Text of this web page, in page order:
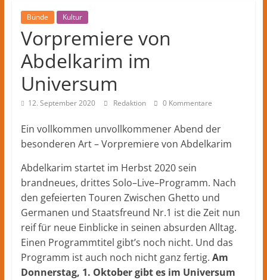
und
Kultur
aus
Herford
und
dem
Kreis
lokale
Nachrichten
und
mehr
aus
Herford
im
Kreis
Herford
Bünde Kultur
Vorpremiere von
Abdelkarim im
Universum
12. September 2020 Redaktion 0 Kommentare
Ein vollkommen unvollkommener Abend der
besonderen Art – Vorpremiere von Abdelkarim
Abdelkarim startet im Herbst 2020 sein
brandneues, drittes Solo–Live–Programm. Nach
den gefeierten Touren Zwischen Ghetto und
Germanen und Staatsfreund Nr.1 ist die Zeit nun
reif für neue Einblicke in seinen absurden Alltag.
Einen Programmtitel gibt’s noch nicht. Und das
Programm ist auch noch nicht ganz fertig. Am
Donnerstag, 1. Oktober gibt es im Universum